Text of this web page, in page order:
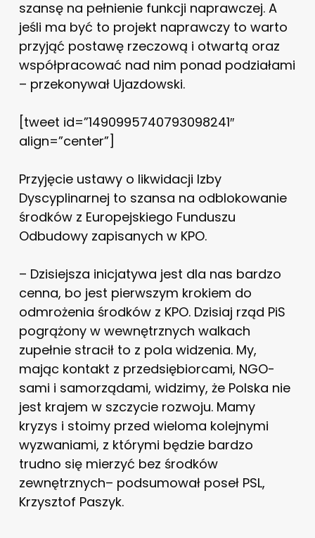
szansę na pełnienie funkcji naprawczej. A
jeśli ma być to projekt naprawczy to warto
przyjąć postawę rzeczową i otwartą oraz
współpracować nad nim ponad podziałami
– przekonywał Ujazdowski.
[tweet id=”1490995740793098241″
align=”center”]
Przyjęcie ustawy o likwidacji Izby
Dyscyplinarnej to szansa na odblokowanie
środków z Europejskiego Funduszu
Odbudowy zapisanych w KPO.
– Dzisiejsza inicjatywa jest dla nas bardzo
cenna, bo jest pierwszym krokiem do
odmrożenia środków z KPO. Dzisiaj rząd PiS
pogrążony w wewnętrznych walkach
zupełnie stracił to z pola widzenia. My,
mając kontakt z przedsiębiorcami, NGO-
sami i samorządami, widzimy, że Polska nie
jest krajem w szczycie rozwoju. Mamy
kryzys i stoimy przed wieloma kolejnymi
wyzwaniami, z którymi będzie bardzo
trudno się mierzyć bez środków
zewnętrznych– podsumował poseł PSL,
Krzysztof Paszyk.